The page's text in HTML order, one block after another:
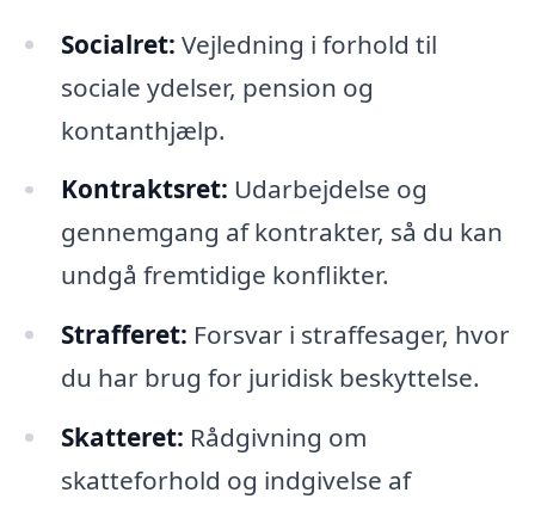
Socialret: Vejledning i forhold til
sociale ydelser, pension og
kontanthjælp.
Kontraktsret: Udarbejdelse og
gennemgang af kontrakter, så du kan
undgå fremtidige konflikter.
Strafferet: Forsvar i straffesager, hvor
du har brug for juridisk beskyttelse.
Skatteret: Rådgivning om
skatteforhold og indgivelse af